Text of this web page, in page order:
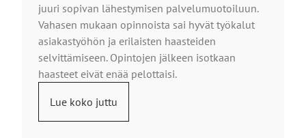
juuri sopivan lähestymisen palvelumuotoiluun.
Vahasen mukaan opinnoista sai hyvät työkalut
asiakastyöhön ja erilaisten haasteiden
selvittämiseen. Opintojen jälkeen isotkaan
haasteet eivät enää pelottaisi.
Lue koko juttu